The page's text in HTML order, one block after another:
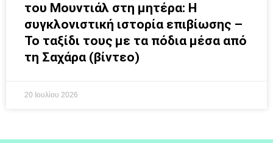
του Μουντιάλ στη μητέρα: Η
συγκλονιστική ιστορία επιβίωσης –
Το ταξίδι τους με τα πόδια μέσα από
τη Σαχάρα (βίντεο)
20 Ιουλίου 2026